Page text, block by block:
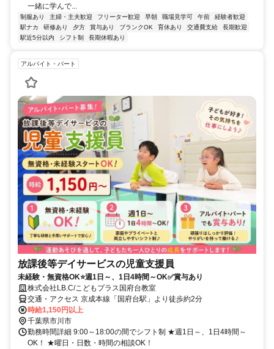
一緒に学んで...
制服あり 主婦・主夫歓迎 フリーター歓迎 早朝 職場見学可 午前
経験者歓迎
駅ナカ
研修あり 夕方 賞与あり ブランクOK 育休あり 交通費支給
長期歓迎
駅近5分以内
シフト制 長期休暇あり
アルバイト・パート
放課後等デイサービスの児童支援員
未経験・無資格OK⭐週1日～、1日4時間～OK✅賞与あり
株式会社LB.C/こどもプラス国府台教室
交通・アクセス 京成本線「国府台駅」より徒歩約2分
時給1,150円以上
千葉県市川市
勤務時間詳細 9:00～18:00の間でシフト制 ★週1日～、1日4時間～
OK！ ★曜日・日数・時間の相談OK！